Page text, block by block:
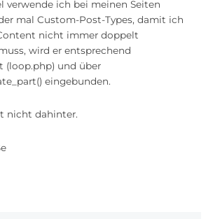
verwende ich bei meinen Seiten
mal Custom-Post-Types, damit ich
nicht immer doppelt
wird er entsprechend
(loop.php) und über
eingebunden.
nicht dahinter.